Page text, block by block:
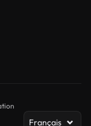
Français